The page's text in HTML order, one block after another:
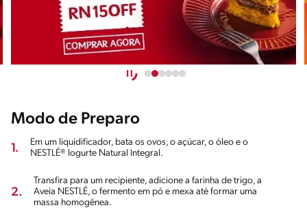
Modo de Preparo
1.
Em um liquidificador, bata os ovos, o açúcar, o óleo e o
NESTLÉ® Iogurte Natural Integral.
2.
Transfira para um recipiente, adicione a farinha de trigo, a
Aveia NESTLÉ, o fermento em pó e mexa até formar uma
massa homogênea.